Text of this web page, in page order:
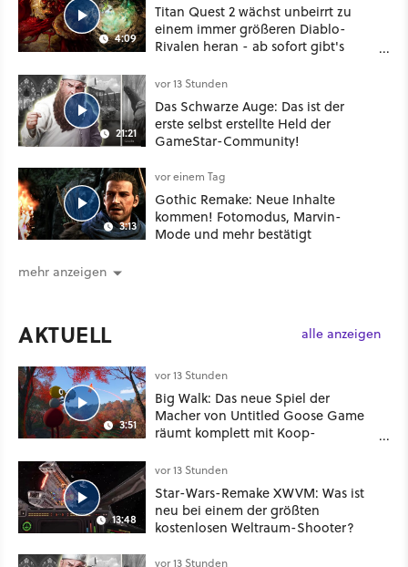
4:09
Titan Quest 2 wächst unbeirrt zu
einem immer größeren Diablo-
Rivalen heran - ab sofort gibt's
Klasse
21:21
vor 13 Stunden
Das Schwarze Auge: Das ist der
erste selbst erstellte Held der
GameStar-Community!
3:13
vor einem Tag
Gothic Remake: Neue Inhalte
kommen! Fotomodus, Marvin-
Mode und mehr bestätigt
mehr anzeigen
AKTUELL alle anzeigen
3:51
vor 13 Stunden
Big Walk: Das neue Spiel der
Macher von Untitled Goose Game
räumt komplett mit Koop-
13:48
vor 13 Stunden
Star-Wars-Remake XWVM: Was ist
neu bei einem der größten
kostenlosen Weltraum-Shooter?
vor 13 Stunden